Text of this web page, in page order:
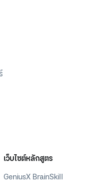
เว็บไซต์หลักสูตร
GeniusX BrainSkill